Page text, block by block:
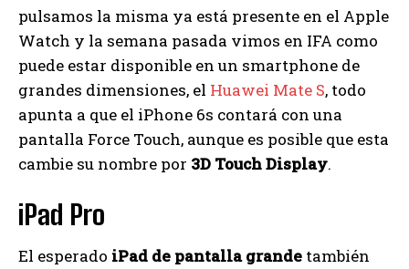
pulsamos la misma ya está presente en el Apple
Watch y la semana pasada vimos en IFA como
puede estar disponible en un smartphone de
grandes dimensiones, el Huawei Mate S, todo
apunta a que el iPhone 6s contará con una
pantalla Force Touch, aunque es posible que esta
cambie su nombre por 3D Touch Display.
iPad Pro
El esperado iPad de pantalla grande también